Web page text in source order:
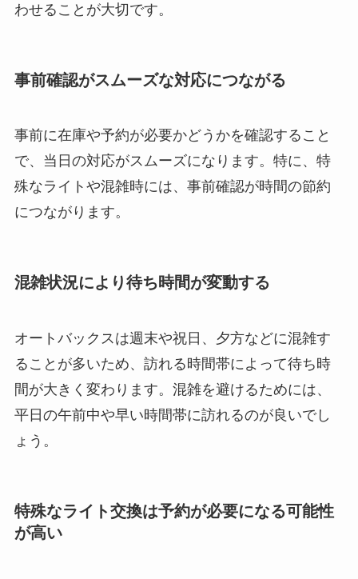
わせることが大切です。
事前確認がスムーズな対応につながる
事前に在庫や予約が必要かどうかを確認すること
で、当日の対応がスムーズになります。特に、特
殊なライトや混雑時には、事前確認が時間の節約
につながります。
混雑状況により待ち時間が変動する
オートバックスは週末や祝日、夕方などに混雑す
ることが多いため、訪れる時間帯によって待ち時
間が大きく変わります。混雑を避けるためには、
平日の午前中や早い時間帯に訪れるのが良いでし
ょう。
特殊なライト交換は予約が必要になる可能性
が高い